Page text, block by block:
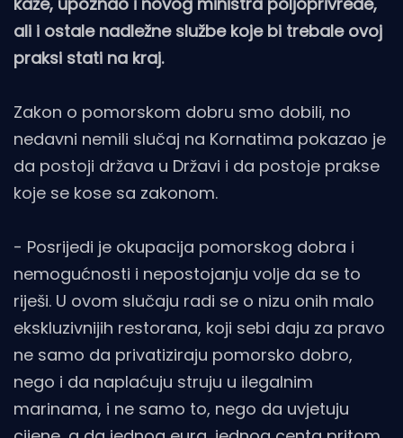
ali i ostale nadležne službe koje bi trebale ovoj
praksi stati na kraj.
Zakon o pomorskom dobru smo dobili, no
nedavni nemili slučaj na Kornatima pokazao je
da postoji država u Državi i da postoje prakse
koje se kose sa zakonom.
- Posrijedi je okupacija pomorskog dobra i
nemogućnosti i nepostojanju volje da se to
riješi. U ovom slučaju radi se o nizu onih malo
ekskluzivnijih restorana, koji sebi daju za pravo
ne samo da privatiziraju pomorsko dobro,
nego i da naplaćuju struju u ilegalnim
marinama, i ne samo to, nego da uvjetuju